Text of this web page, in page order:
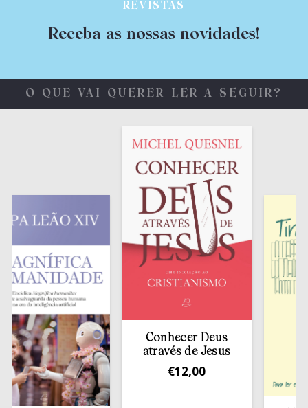
REVISTAS
Receba as nossas novidades!
O QUE VAI QUERER LER A SEGUIR?
Conhecer Deus
através de Jesus
12,00